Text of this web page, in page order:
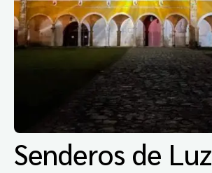
Senderos de Luz